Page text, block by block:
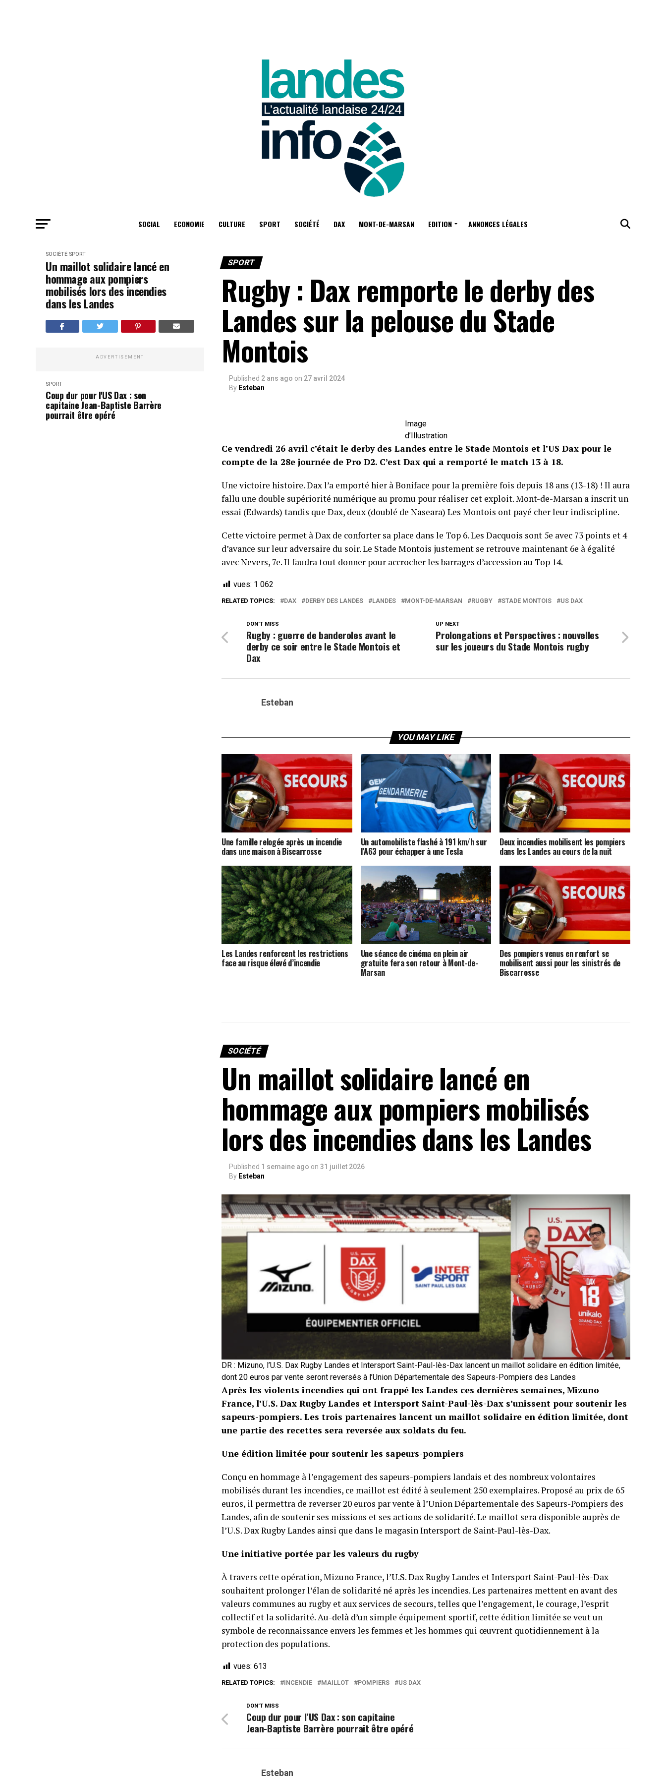
SOCIAL ECONOMIE CULTURE SPORT SOCIÉTÉ DAX MONT-DE-MARSAN EDITION ANNONCES LÉGALES
SOCIÉTÉ SPORT
Un maillot solidaire lancé en
hommage aux pompiers
mobilisés lors des incendies
dans les Landes
ADVERTISEMENT
SPORT
Coup dur pour l'US Dax : son
capitaine Jean-Baptiste Barrère
pourrait être opéré
SPORT
Rugby : Dax remporte le derby des
Landes sur la pelouse du Stade
Montois
Published 2 ans ago on 27 avril 2024
By Esteban
Image
d’Illustration
Ce vendredi 26 avril c’était le derby des Landes entre le Stade Montois et l’US Dax pour le
compte de la 28e journée de Pro D2. C’est Dax qui a remporté le match 13 à 18.
Une victoire histoire. Dax l’a emporté hier à Boniface pour la première fois depuis 18 ans (13-18) ! Il aura
fallu une double supériorité numérique au promu pour réaliser cet exploit. Mont-de-Marsan a inscrit un
essai (Edwards) tandis que Dax, deux (doublé de Naseara) Les Montois ont payé cher leur indiscipline.
Cette victoire permet à Dax de conforter sa place dans le Top 6. Les Dacquois sont 5e avec 73 points et 4
d’avance sur leur adversaire du soir. Le Stade Montois justement se retrouve maintenant 6e à égalité
avec Nevers, 7e. Il faudra tout donner pour accrocher les barrages d’accession au Top 14.
vues: 1 062
RELATED TOPICS: DAX DERBY DES LANDES LANDES MONT-DE-MARSAN RUGBY STADE MONTOIS US DAX
UP NEXT
Prolongations et Perspectives : nouvelles
sur les joueurs du Stade Montois rugby
DON'T MISS
Rugby : guerre de banderoles avant le
derby ce soir entre le Stade Montois et
Dax
Esteban
YOU MAY LIKE
Une famille relogée après un incendie
dans une maison à Biscarrosse
Un automobiliste flashé à 191 km/h sur
l’A63 pour échapper à une Tesla
Deux incendies mobilisent les pompiers
dans les Landes au cours de la nuit
Les Landes renforcent les restrictions
face au risque élevé d’incendie
Une séance de cinéma en plein air
gratuite fera son retour à Mont-de-
Marsan
Des pompiers venus en renfort se
mobilisent aussi pour les sinistrés de
Biscarrosse
SOCIÉTÉ
Un maillot solidaire lancé en
hommage aux pompiers mobilisés
lors des incendies dans les Landes
Published 1 semaine ago on 31 juillet 2026
By Esteban
DR : Mizuno, l’U.S. Dax Rugby Landes et Intersport Saint-Paul-lès-Dax lancent un maillot solidaire en édition limitée,
dont 20 euros par vente seront reversés à l’Union Départementale des Sapeurs-Pompiers des Landes
Après les violents incendies qui ont frappé les Landes ces dernières semaines, Mizuno
France, l’U.S. Dax Rugby Landes et Intersport Saint-Paul-lès-Dax s’unissent pour soutenir les
sapeurs-pompiers. Les trois partenaires lancent un maillot solidaire en édition limitée, dont
une partie des recettes sera reversée aux soldats du feu.
Une édition limitée pour soutenir les sapeurs-pompiers
Conçu en hommage à l’engagement des sapeurs-pompiers landais et des nombreux volontaires
mobilisés durant les incendies, ce maillot est édité à seulement 250 exemplaires. Proposé au prix de 65
euros, il permettra de reverser 20 euros par vente à l’Union Départementale des Sapeurs-Pompiers des
Landes, afin de soutenir ses missions et ses actions de solidarité. Le maillot sera disponible auprès de
l’U.S. Dax Rugby Landes ainsi que dans le magasin Intersport de Saint-Paul-lès-Dax.
Une initiative portée par les valeurs du rugby
À travers cette opération, Mizuno France, l’U.S. Dax Rugby Landes et Intersport Saint-Paul-lès-Dax
souhaitent prolonger l’élan de solidarité né après les incendies. Les partenaires mettent en avant des
valeurs communes au rugby et aux services de secours, telles que l’engagement, le courage, l’esprit
collectif et la solidarité. Au-delà d’un simple équipement sportif, cette édition limitée se veut un
symbole de reconnaissance envers les femmes et les hommes qui œuvrent quotidiennement à la
protection des populations.
vues: 613
RELATED TOPICS: INCENDIE MAILLOT POMPIERS US DAX
DON'T MISS
Coup dur pour l’US Dax : son capitaine
Jean-Baptiste Barrère pourrait être opéré
Esteban